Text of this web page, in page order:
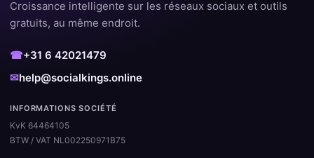
Croissance intelligente sur les réseaux sociaux et outils
gratuits, au même endroit.
☎+31 6 42021479
✉help@socialkings.online
INFORMATIONS SOCIÉTÉ
KvK 64464105
BTW / VAT NL002250971B75